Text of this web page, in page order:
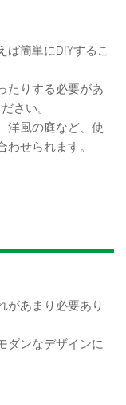
ば簡単にDIYするこ
たりする必要があ
さい。
洋風の庭など、使
せられます。
があまり必要あり
ダンなデザインに